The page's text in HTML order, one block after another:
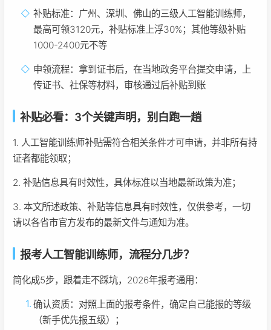
补贴标准：广州、深圳、佛山的三级人工智能训练师，
最高可领3120元，补贴标准上浮30%；其他等级补贴
1000-2400元不等
申领流程：拿到证书后，在当地政务平台提交申请，上
传证书、社保等材料，审核通过后补贴到账
补贴必看：3个关键声明，别白跑一趟
1. 人工智能训练师补贴需符合相关条件才可申请，并非所有持
证者都能领取；
2. 补贴信息具有时效性，具体标准以当地最新政策为准；
3. 本文所述政策、补贴等信息具有时效性，仅供参考，一切
请以各省市官方发布的最新文件与通知为准。
报考人工智能训练师，流程分几步？
简化成5步，跟着走不踩坑，2026年报考通用：
确认资质：对照上面的报考条件，确定自己能报的等级
（新手优先报五级）；